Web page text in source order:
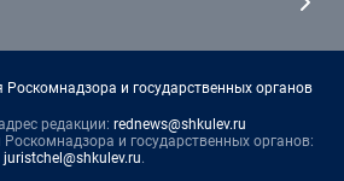
и государственных органов
редакции: rednews@shkulev.ru
и государственных органов:
juristchel@shkulev.ru.